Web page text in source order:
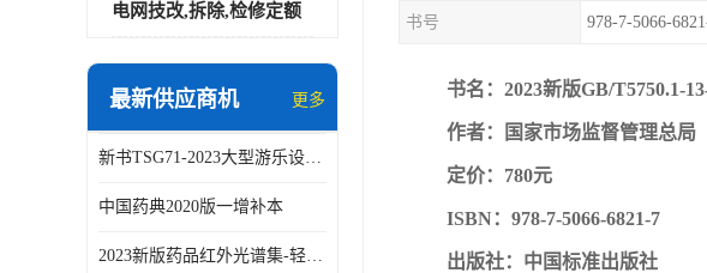
电网技改,拆除,检修定额
最新供应商机 更多
新书TSG71-2023大型游乐设施安全技术规程
中国药典2020版一增补本
2023新版药品红外光谱集-轻工业出版社
书号 978-7-5066-
书名：2023新版GB/T5750.1-
作者：国家市场监督管理总局
定价：780元
ISBN：978-7-5066-6821-7
出版社：中国标准出版社